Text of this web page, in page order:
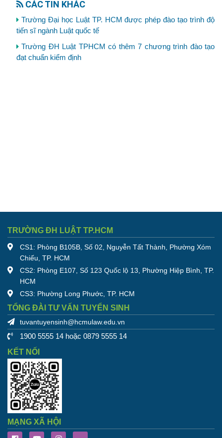
CÁC TIN KHÁC
Trường Đại học Luật TP. HCM được phép đào tạo trình độ
tiến sĩ ngành Luật quốc tế
Trường ĐH Luật TPHCM có thêm 7 chương trình đào tạo
đạt chuẩn kiểm định
TRƯỜNG ĐH LUẬT TP.HCM
CS1: Phòng B105B, Số 02, Nguyễn Tất Thành, Phường Xóm
Chiếu, TP. HCM
CS2: Phòng E107, Số 123 Quốc lộ 13, Phường Hiệp Bình, TP.
HCM
CS3: Phường Long Phước, TP. HCM
TỔNG ĐÀI TƯ VẤN TUYỂN SINH
tuvantuyensinh@hcmulaw.edu.vn
1900 5555 14 hoặc 0879 5555 14
KẾT NỐI
MẠNG XÃ HỘI